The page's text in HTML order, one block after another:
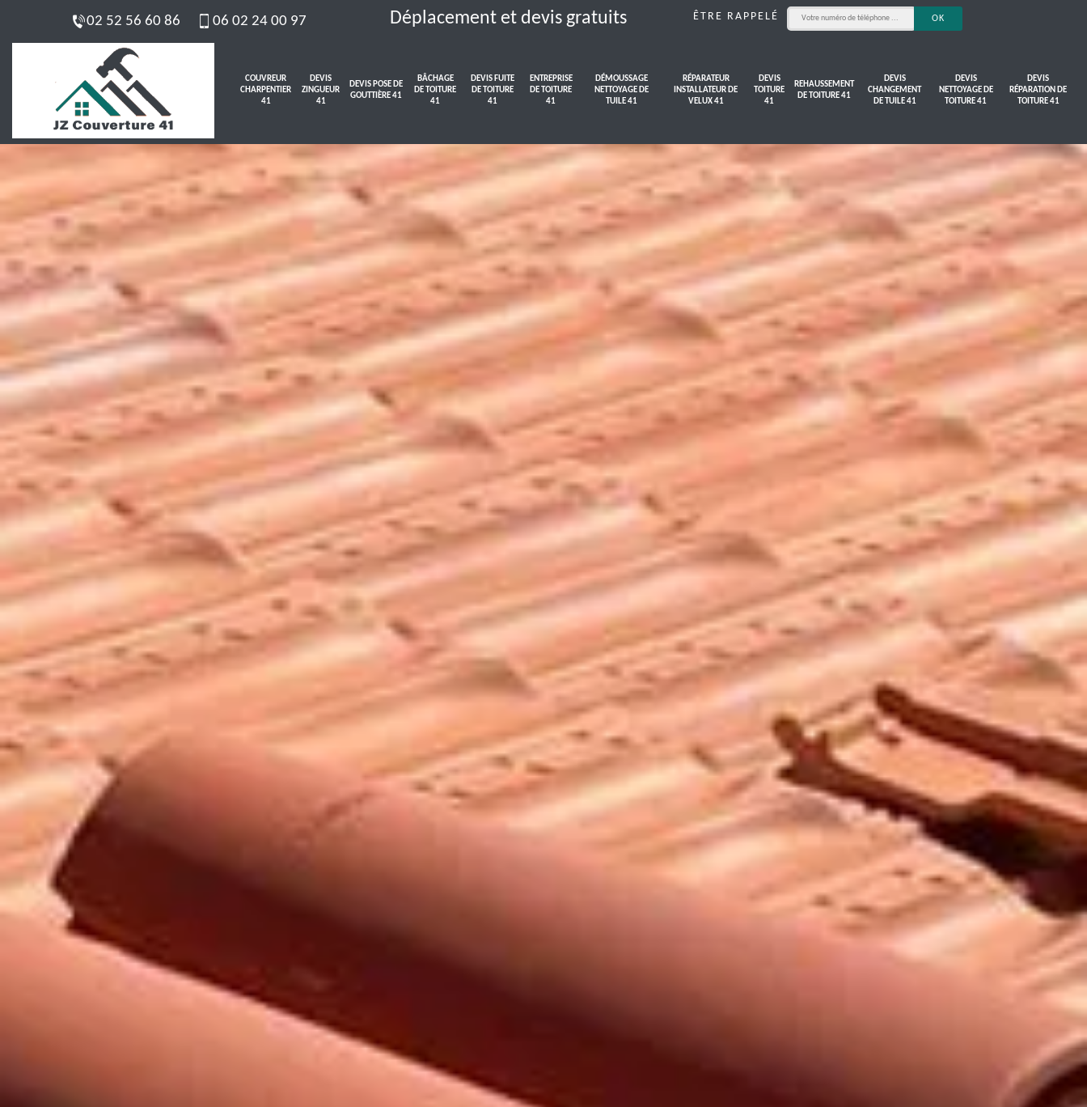
02 52 56 60 86 06 02 24 00 97 Déplacement et devis gratuits ÊTRE RAPPELÉ
COUVREUR
CHARPENTIER
41
DEVIS
ZINGUEUR
41
DEVIS POSE DE
GOUTTIÈRE 41
BÂCHAGE
DE TOITURE
41
DEVIS FUITE
DE TOITURE
41
ENTREPRISE
DE TOITURE
41
DÉMOUSSAGE
NETTOYAGE DE
TUILE 41
RÉPARATEUR
INSTALLATEUR DE
VELUX 41
DEVIS
TOITURE
41
REHAUSSEMENT
DE TOITURE 41
DEVIS
CHANGEMENT
DE TUILE 41
DEVIS
NETTOYAGE DE
TOITURE 41
DEVIS
RÉPARATION DE
TOITURE 41